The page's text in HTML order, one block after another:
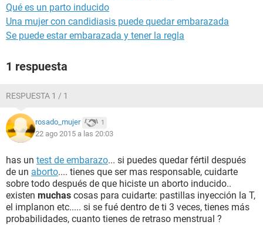
Qué es un parto inducido
Una mujer con candidiasis puede quedar embarazada
Se puede estar embarazada y tener la regla
1 respuesta
RESPUESTA 1 / 1
rosado_mujer 1
22 ago 2015 a las 20:03
has un test de embarazo... si puedes quedar fértil después
de un aborto.... tienes que ser mas responsable, cuidarte
sobre todo después de que hiciste un aborto inducido..
existen muchas cosas para cuidarte: pastillas inyección la T,
el implanon etc..... si se fué dentro de ti 3 veces, tienes más
probabilidades, cuanto tienes de retraso menstrual ?